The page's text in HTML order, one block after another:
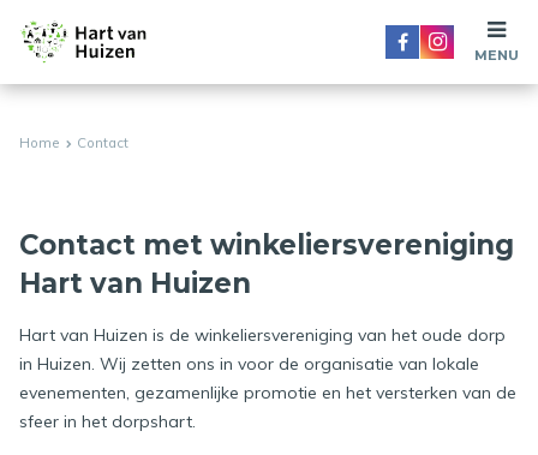
Home Contact
Contact met winkeliersvereniging
Hart van Huizen
Hart van Huizen is de winkeliersvereniging van het oude dorp
in Huizen. Wij zetten ons in voor de organisatie van lokale
evenementen, gezamenlijke promotie en het versterken van de
sfeer in het dorpshart.
MENU